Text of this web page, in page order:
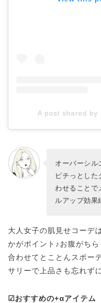
A post shared by
オーバーシル
ピチっとした
わせることで
ルアップ効果
大人女子の肌見せコーデ
かがポイント♪お腹がち
合わせてとことんスポー
サリーで上品さも忘れ
☑おすすめの+αアイテム